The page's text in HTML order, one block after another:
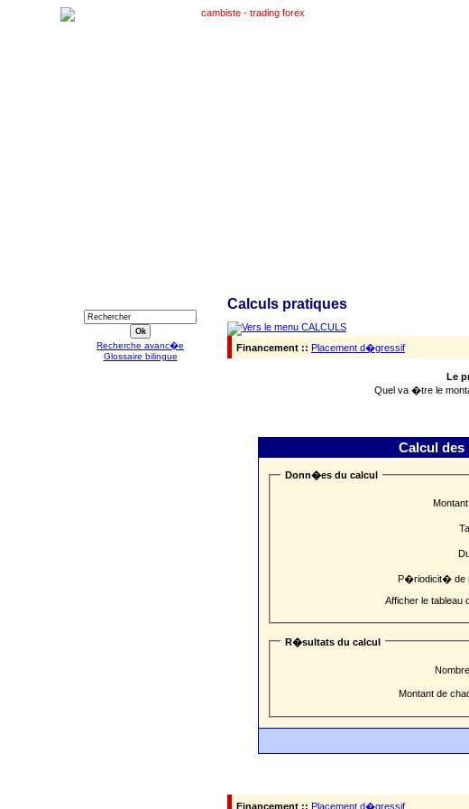
Calculs pratiques
Financement :: Placement d�gressif
Le
Quel va �tre le
Calcul des
Donn�es du calcul
P�riodicit� de
Afficher le tableau
R�sultats du calcul
Montant de
Financement :: Placement d�gressif
Recherche avanc�e
Glossaire bilingue